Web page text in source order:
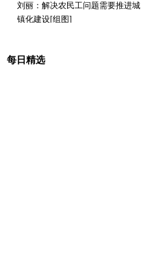
刘丽：解决农民工问题需要推进城
镇化建设[组图]
每日精选